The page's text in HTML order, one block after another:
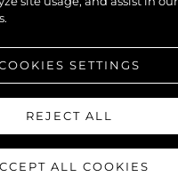
SETTINGS
REJECT ALL
ALL COOKIES